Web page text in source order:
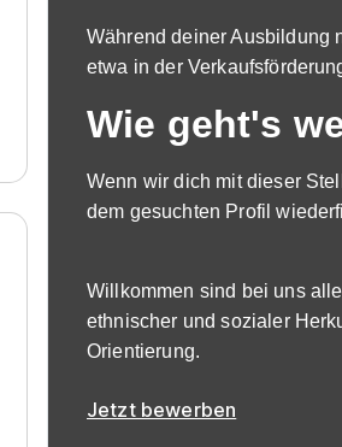
Während deiner Ausbildung
etwa in der
Wie geht's
Wenn wir dich mit dieser
dem gesuchten Profil
Willkommen sind bei uns
ethnischer und sozialer
Orientierung.
Jetzt bewerben